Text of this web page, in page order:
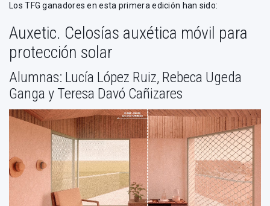
Los TFG ganadores en esta primera edición han sido:
Auxetic. Celosías auxética móvil para
protección solar
Alumnas: Lucía López Ruiz, Rebeca Ugeda
Ganga y Teresa Davó Cañizares